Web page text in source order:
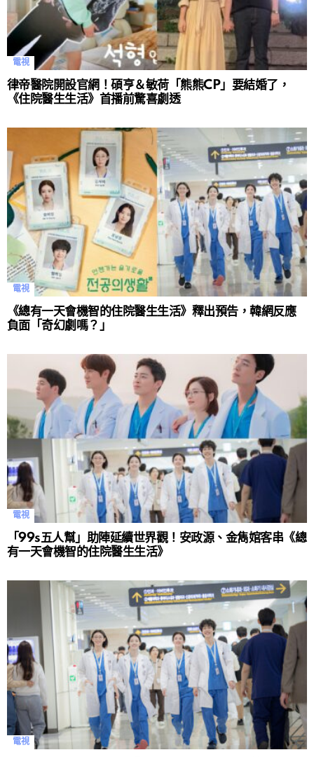
電視
律帝醫院開設官網！碩亨＆敏荷「熊熊CP」要結婚了，
《住院醫生生活》首播前驚喜劇透
電視
《總有一天會機智的住院醫生生活》釋出預告，韓網反應
負面「奇幻劇嗎？」
電視
「99s五人幫」助陣延續世界觀！安政源、金雋婠客串《總
有一天會機智的住院醫生生活》
電視